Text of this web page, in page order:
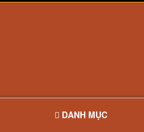
DANH MỤC